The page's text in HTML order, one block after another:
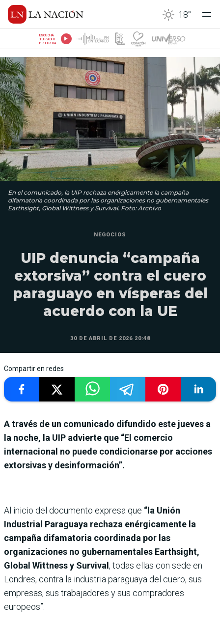
18°
ESCUCHÁ
TU RADIO
PREFERIDA
En el comunicado, la UIP rechaza enérgicamente la campaña
difamatoria coordinada por las organizaciones no gubernamentales
Earthsight, Global Wittness y Survival. Foto: Archivo
NEGOCIOS
UIP denuncia “campaña
extorsiva” contra el cuero
paraguayo en vísperas del
acuerdo con la UE
30 DE ABRIL DE 2026 20:48
Compartir en redes
A través de un comunicado difundido este jueves a
la noche, la UIP advierte que “El comercio
internacional no puede condicionarse por acciones
extorsivas y desinformación”.
Al inicio del documento expresa que “la Unión
Industrial Paraguaya rechaza enérgicamente la
campaña difamatoria coordinada por las
organizaciones no gubernamentales Earthsight,
Global Wittness y Survival , todas ellas con sede en
Londres, contra la industria paraguaya del cuero, sus
empresas, sus trabajadores y sus compradores
europeos”.